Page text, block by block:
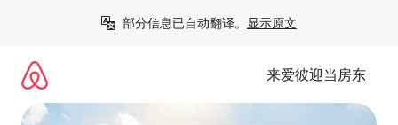
部分信息已自动翻译。 显示原文
来爱彼迎当房东